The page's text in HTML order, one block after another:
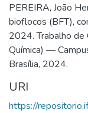
PEREIRA, João
bioflocos (BFT),
2024. Trabalho de
Química) —
Brasília, 2024.
URI
https://